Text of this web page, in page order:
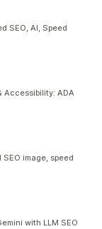
SEO, AI, Speed
Accessibility: ADA
SEO image, speed
with LLM SEO